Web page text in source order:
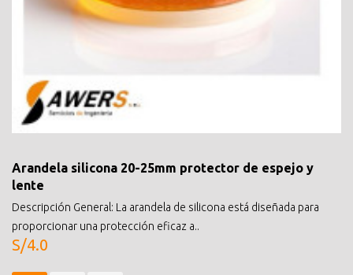
Arandela silicona 20-25mm protector de espejo y
lente
Descripción General: La arandela de silicona está diseñada para
proporcionar una protección eficaz a..
S/4.0